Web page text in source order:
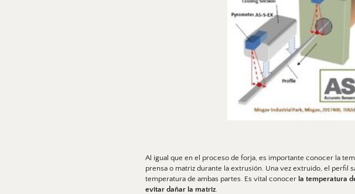
Al igual que en el proceso de forja, es importante conocer la
prensa o matriz durante la extrusión. Una vez extruido, el
temperatura de ambas partes. Es vital conocer la temperatura
evitar dañar la matriz